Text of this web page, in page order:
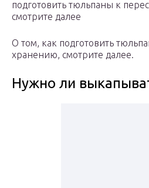
подготовить тюльпаны к
смотрите далее
О том, как подготовить
хранению, смотрите далее.
Нужно ли